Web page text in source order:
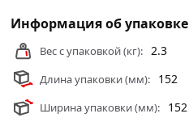
Информация об упаковке
Вес с упаковкой (кг): 2.3
Длина упаковки (мм): 152
Ширина упаковки (мм): 152